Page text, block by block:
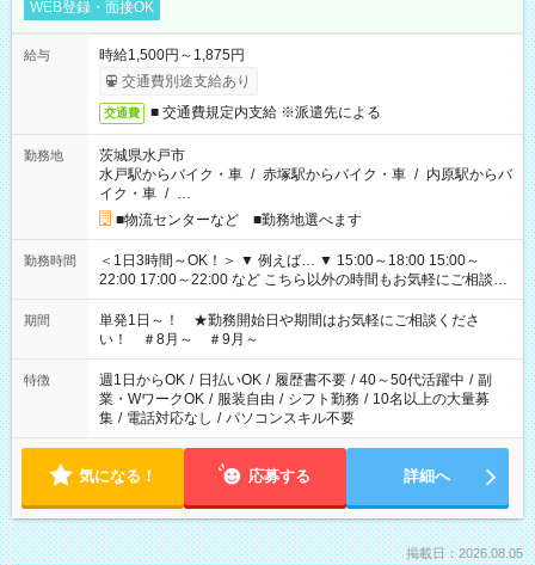
WEB登録・面接OK
給与
時給1,500円～1,875円
交通費別途支給あり
交通費 ■ 交通費規定内支給 ※派遣先による
勤務地
茨城県水戸市
水戸駅からバイク・車 / 赤塚駅からバイク・車 / 内原駅からバ
イク・車 / …
■物流センターなど ■勤務地選べます
勤務時間
＜1日3時間～OK！＞ ▼ 例えば… ▼ 15:00～18:00 15:00～
22:00 17:00～22:00 など こちら以外の時間もお気軽にご相談く
ださい！
期間
単発1日～！ ★勤務開始日や期間はお気軽にご相談くださ
い！ ＃8月～ ＃9月～
特徴 週1日からOK / 日払いOK / 履歴書不要 / 40～50代活躍中 / 副
業・WワークOK / 服装自由 / シフト勤務 / 10名以上の大量募
集 / 電話対応なし / パソコンスキル不要
気になる！ 応募する 詳細へ
掲載日：2026.08.05